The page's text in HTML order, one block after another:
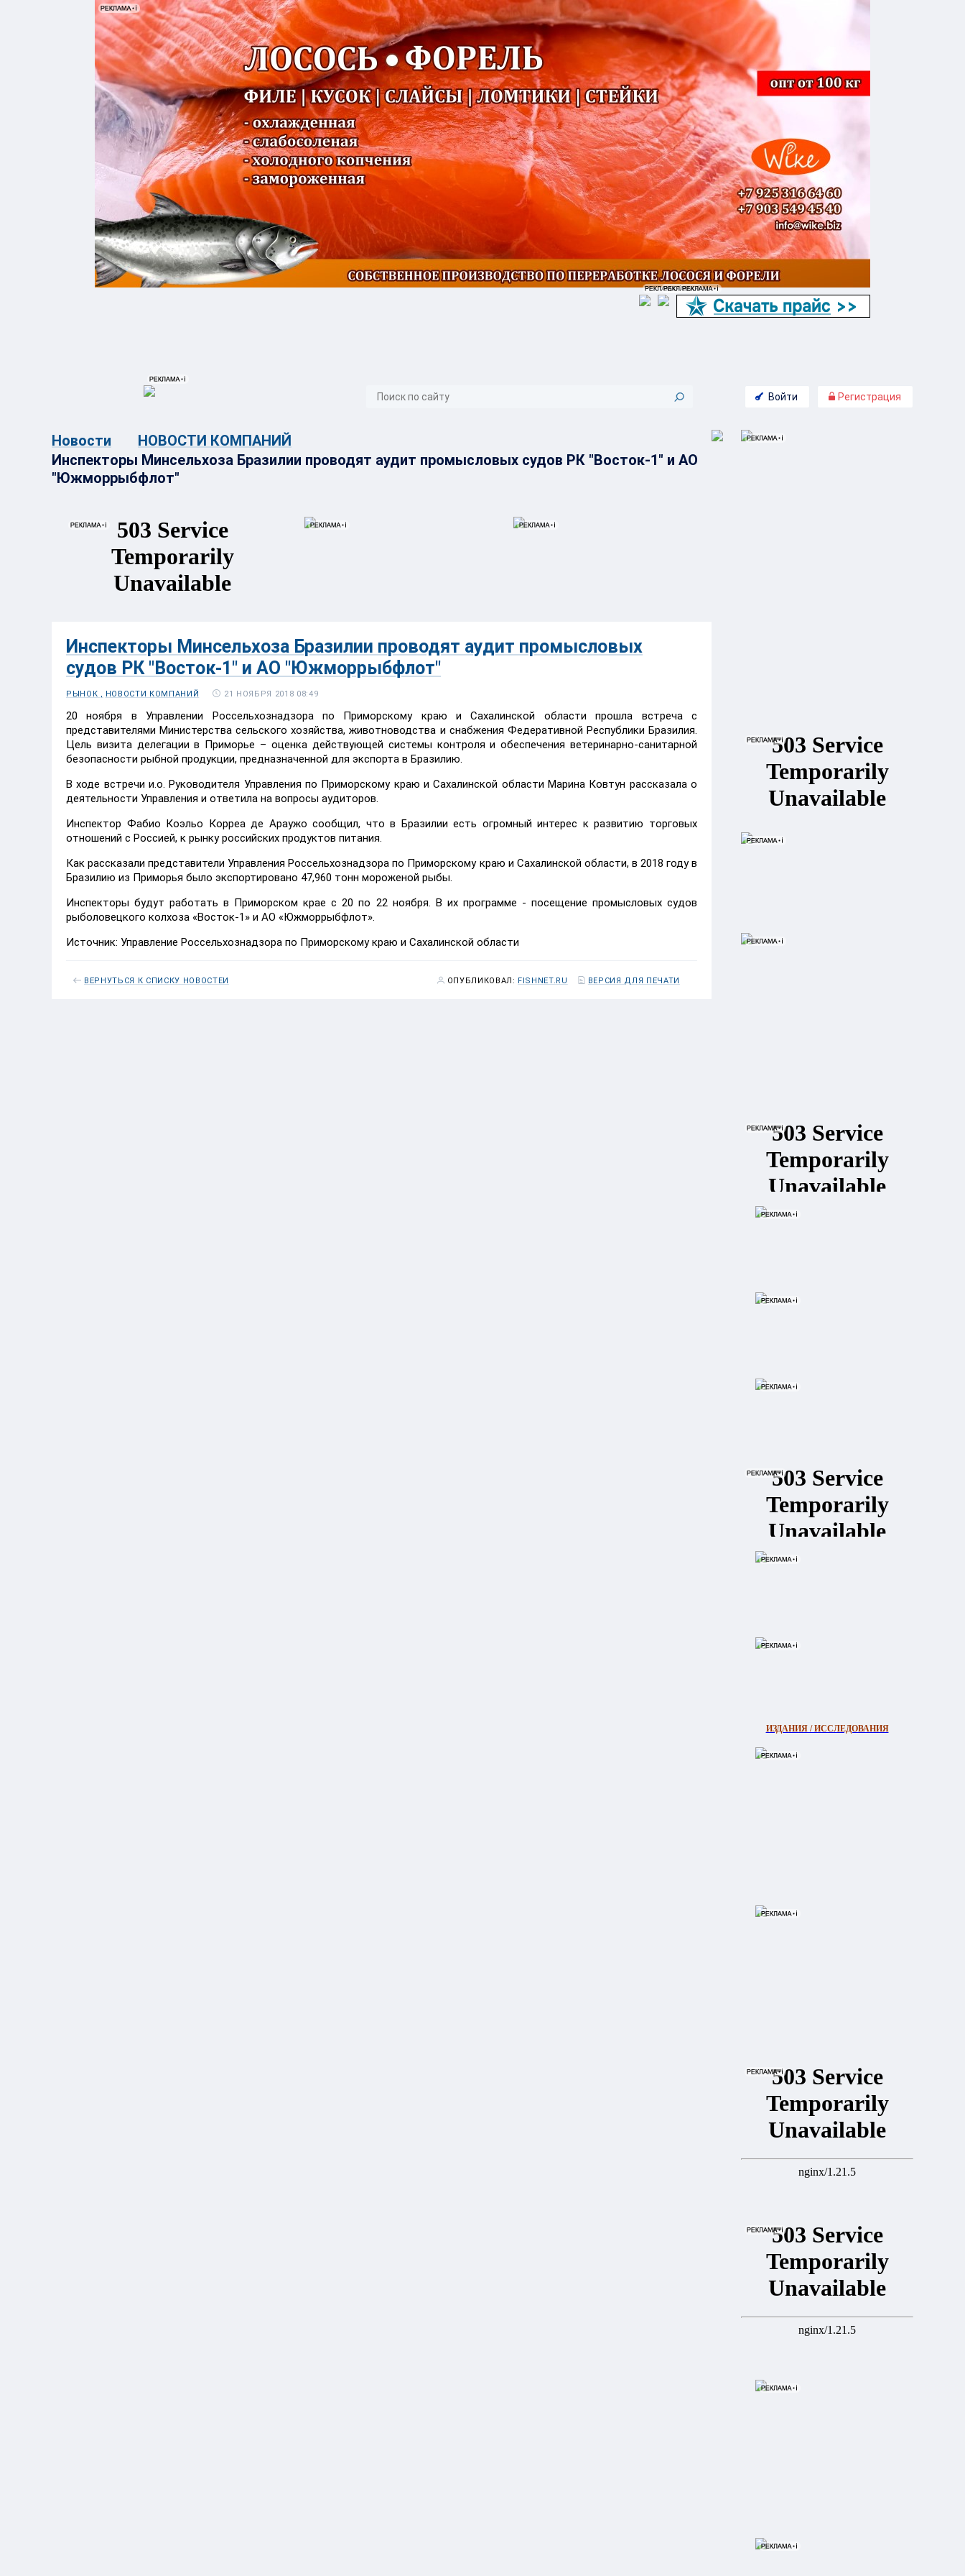
Войти Регистрация
Новости
НОВОСТИ КОМПАНИЙ
Инспекторы Минсельхоза Бразилии проводят аудит промысловых судов РК "Восток-1" и АО
"Южморрыбфлот"
Инспекторы Минсельхоза Бразилии проводят аудит промысловых
судов РК "Восток-1" и АО "Южморрыбфлот"
РЫНОК , НОВОСТИ КОМПАНИЙ 21 НОЯБРЯ 2018 08:49
20 ноября в Управлении Россельхознадзора по Приморскому краю и Сахалинской области прошла встреча с
представителями Министерства сельского хозяйства, животноводства и снабжения Федеративной Республики Бразилия.
Цель визита делегации в Приморье – оценка действующей системы контроля и обеспечения ветеринарно-санитарной
безопасности рыбной продукции, предназначенной для экспорта в Бразилию.
В ходе встречи и.о. Руководителя Управления по Приморскому краю и Сахалинской области Марина Ковтун рассказала о
деятельности Управления и ответила на вопросы аудиторов.
Инспектор Фабио Коэльо Корреа де Араужо сообщил, что в Бразилии есть огромный интерес к развитию торговых
отношений с Россией, к рынку российских продуктов питания.
Как рассказали представители Управления Россельхознадзора по Приморскому краю и Сахалинской области, в 2018 году в
Бразилию из Приморья было экспортировано 47,960 тонн мороженой рыбы.
Инспекторы будут работать в Приморском крае с 20 по 22 ноября. В их программе - посещение промысловых судов
рыболовецкого колхоза «Восток-1» и АО «Южморрыбфлот».
Источник: Управление Россельхознадзора по Приморскому краю и Сахалинской области
ВЕРНУТЬСЯ К СПИСКУ НОВОСТЕЙ ОПУБЛИКОВАЛ: FISHNET.RU ВЕРСИЯ ДЛЯ ПЕЧАТИ
ИЗДАНИЯ / ИССЛЕДОВАНИЯ